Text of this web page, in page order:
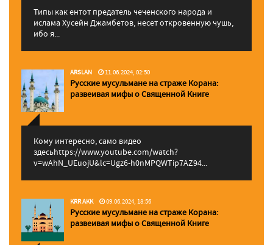
Типы как ентот предатель чеченского народа и
ислама Хусейн Джамбетов, несет откровенную чушь,
ибо я...
ARSLAN 11.06.2024, 02:50
Русские мусульмане на страже Корана:
pазвеивая мифы о Священной Книге
Кому интересно, само видео
здесьhttps://www.youtube.com/watch?
v=wAhN_UEuojU&lc=Ugz6-h0nMPQWTip7AZ94...
KRR AKK 09.06.2024, 18:56
Русские мусульмане на страже Корана:
pазвеивая мифы о Священной Книге